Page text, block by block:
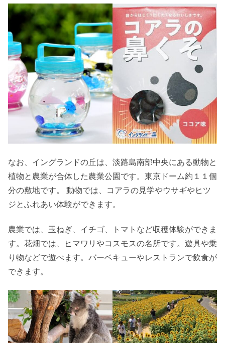
なお、イングランドの丘は、淡路島南部中央にある動物と
植物と農業が合体した農業公園です。東京ドーム約１１個
分の敷地です。 動物では、コアラの見学やウサギやヒツ
ジとふれあい体験ができます。
農業では、玉ねぎ、イチゴ、トマトなど収穫体験ができま
す。花畑では、ヒマワリやコスモスの名所です。遊具や乗
り物などで遊べます。バーベキューやレストランで飲食が
できます。